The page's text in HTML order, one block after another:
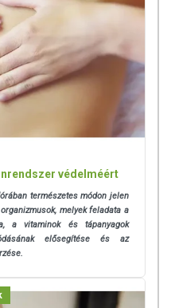
védelméért
természetes módon jelen
melyek feladata a
a vitaminok és tápanyagok
elősegítése és az